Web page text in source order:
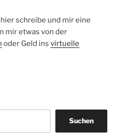
schreibe und mir eine
mir etwas von der
oder Geld ins virtuelle
Suchen